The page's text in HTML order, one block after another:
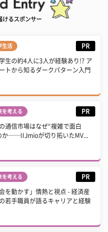
けるスポンサー
生活 PR
生の約4人に3人が経験あり!? ア
トから知るダークパターン入門
を考える PR
通信市場はなぜ“複雑で面白
か──IIJmioが切り拓いたMV...
を考える PR
会を動かす」情熱と視点 - 経済産
若手職員が語るキャリアと経験